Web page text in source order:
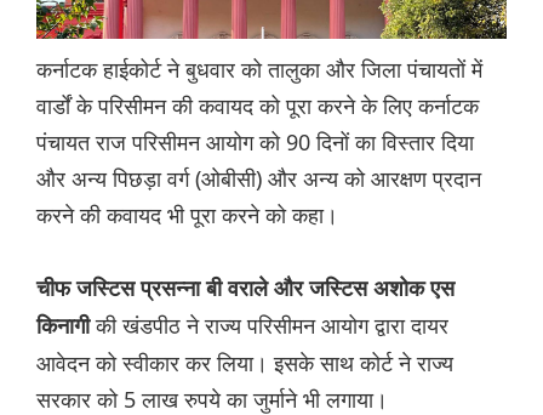
कर्नाटक हाईकोर्ट ने बुधवार को तालुका और जिला पंचायतों में
वार्डों के परिसीमन की कवायद को पूरा करने के लिए कर्नाटक
पंचायत राज परिसीमन आयोग को 90 दिनों का विस्तार दिया
और अन्य पिछड़ा वर्ग (ओबीसी) और अन्य को आरक्षण प्रदान
करने की कवायद भी पूरा करने को कहा।
चीफ जस्टिस प्रसन्ना बी वराले और जस्टिस अशोक एस
किनागीकी खंडपीठ ने राज्य परिसीमन आयोग द्वारा दायर
आवेदन को स्वीकार कर लिया। इसके साथ कोर्ट ने राज्य
सरकार को 5 लाख रुपये का जुर्माने भी लगाया।